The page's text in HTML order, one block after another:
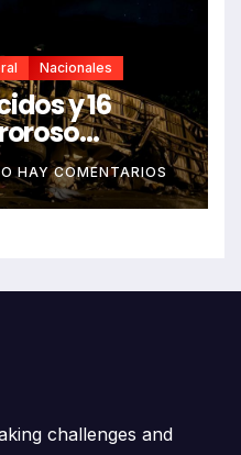
Nacionales
y 16
Chancas
vivienda
HAY COMENTARIOS
challenges and